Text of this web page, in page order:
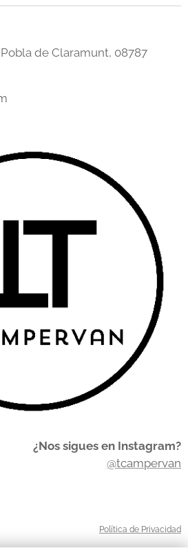
de Claramunt, 08787
¿Nos sigues en Instagram?
@tcampervan
Política de Privacidad